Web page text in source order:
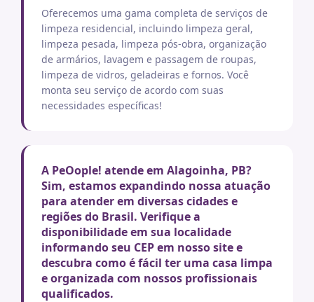
Oferecemos uma gama completa de serviços de
limpeza residencial, incluindo limpeza geral,
limpeza pesada, limpeza pós-obra, organização
de armários, lavagem e passagem de roupas,
limpeza de vidros, geladeiras e fornos. Você
monta seu serviço de acordo com suas
necessidades específicas!
A PeOople! atende em Alagoinha, PB?
Sim, estamos expandindo nossa atuação
para atender em diversas cidades e
regiões do Brasil. Verifique a
disponibilidade em sua localidade
informando seu CEP em nosso site e
descubra como é fácil ter uma casa limpa
e organizada com nossos profissionais
qualificados.